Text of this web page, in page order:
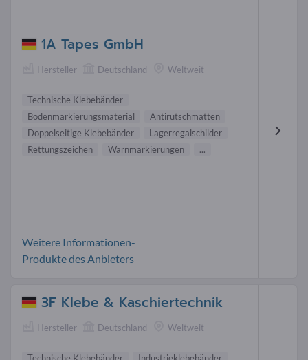
1A Tapes GmbH
Hersteller Deutschland Weltweit
Technische Klebebänder
Bodenmarkierungsmaterial
Antirutschmatten
Doppelseitige Klebebänder
Lagerregalschilder
Rettungszeichen
Warnmarkierungen ...
Weitere Informationen-
Produkte des Anbieters
3F Klebe & Kaschiertechnik
Hersteller Deutschland Weltweit